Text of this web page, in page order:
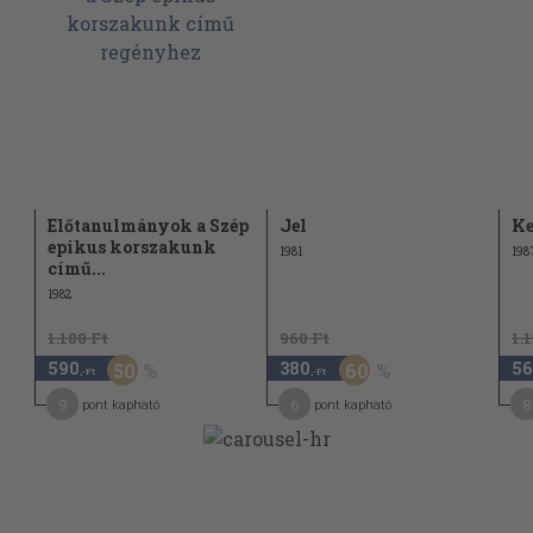
Előtanulmányok a Szép
epikus korszakunk
című...
1982
1.180 Ft
590 ,-Ft 50
pont kapható
Jel
1981
960 Ft
380 ,-Ft 60
pont kapható